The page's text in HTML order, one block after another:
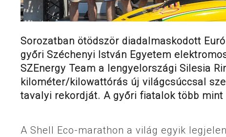
Sorozatban ötödször diadalmaskodott
győri Széchenyi István Egyetem
SZEnergy Team a lengyelországi Silesia
kilométer/kilowattórás új világcsúccsal
tavalyi rekordját. A győri fiatalok több
A Shell Eco-marathon a világ egyik